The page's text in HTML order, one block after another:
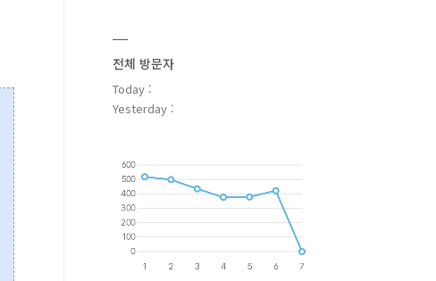
전체 방문자
Today :
Yesterday :